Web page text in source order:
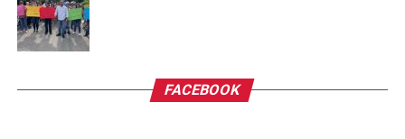
FACEBOOK